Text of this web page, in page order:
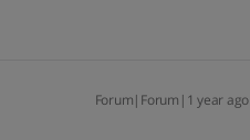
Forum|Forum|1 year ago